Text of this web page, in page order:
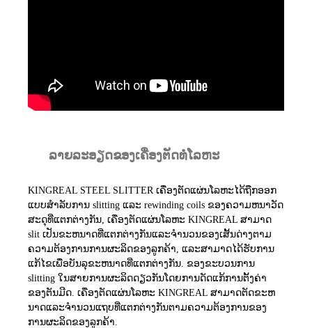
ລາຍລະອຽດຂອງເຄື່ອງຕັດທໍ່ໂລຫະ
KINGREAL STEEL SLITTER ເຄື່ອງຕັດແຜ່ນໂລຫະໄດ້ຖືກອອກ
ແບບສໍາລັບການ slitting ແລະ rewinding coils ຂອງຄວາມຫນາວັດ
ສະດຸທີ່ແຕກຕ່າງກັນ, ເຄື່ອງຕັດແຜ່ນໂລຫະ KINGREAL ສາມາດ
slit ເປັນຂະຫນາດທີ່ແຕກຕ່າງກັນແລະຈໍານວນຂອງເສັ້ນດ່າງຕາມ
ຄວາມຕ້ອງການການຜະລິດຂອງລູກຄ້າ, ແລະສາມາດໄດ້ຮັບການ
ແກ້ໄຂເພື່ອບັນລຸຂະຫນາດທີ່ແຕກຕ່າງກັນ. ຂອງຂະບວນການ
slitting ໃນສາຍການຜະລິດດຽວກັນໂດຍການດັດແກ້ການຕັ້ງຄ່າ
ຂອງຕັນມີດ. ເຄື່ອງຕັດແຜ່ນໂລຫະ KINGREAL ສາມາດຕັດຂະຫ
ນາດແລະຈໍານວນແຖບທີ່ແຕກຕ່າງກັນຕາມຄວາມຕ້ອງການຂອງ
ການຜະລິດຂອງລູກຄ້າ.